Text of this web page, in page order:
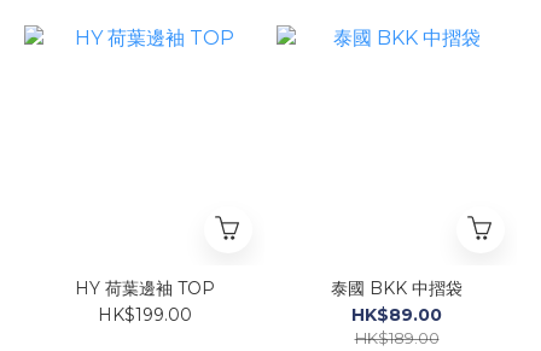
HY 荷葉邊袖 TOP
HK$199.00
泰國 BKK 中摺袋
HK$89.00
HK$189.00